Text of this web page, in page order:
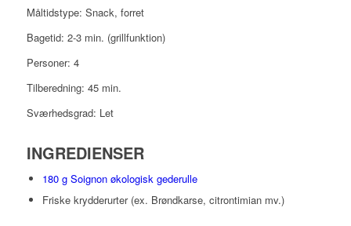
Måltidstype: Snack, forret
Bagetid: 2-3 min. (grillfunktion)
Personer: 4
Tilberedning: 45 min.
Sværhedsgrad: Let
INGREDIENSER
180 g Soignon økologisk gederulle
Friske krydderurter (ex. Brøndkarse, citrontimian mv.)